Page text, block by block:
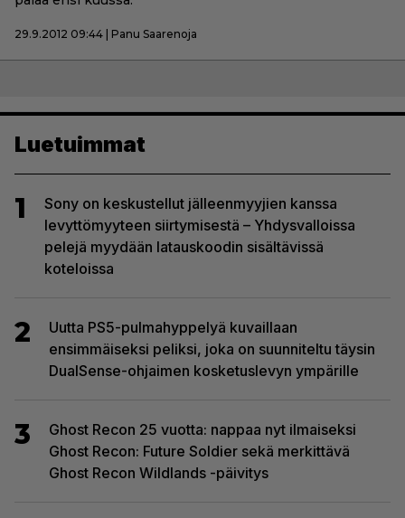
29.9.2012 09:44 | Panu Saarenoja
Luetuimmat
1
Sony on keskustellut jälleenmyyjien kanssa
levyttömyyteen siirtymisestä – Yhdysvalloissa
pelejä myydään latauskoodin sisältävissä
koteloissa
2
Uutta PS5-pulmahyppelyä kuvaillaan
ensimmäiseksi peliksi, joka on suunniteltu täysin
DualSense-ohjaimen kosketuslevyn ympärille
3
Ghost Recon 25 vuotta: nappaa nyt ilmaiseksi
Ghost Recon: Future Soldier sekä merkittävä
Ghost Recon Wildlands -päivitys